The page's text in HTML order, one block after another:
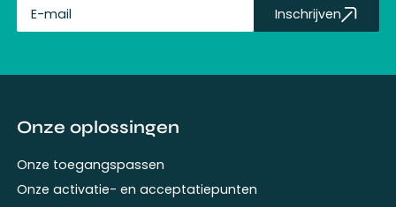
Inschrijven
Onze oplossingen
Onze toegangspassen
Onze activatie- en acceptatiepunten